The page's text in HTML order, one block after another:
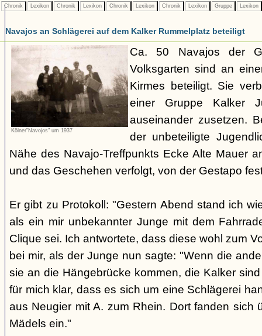
Chronik Lexikon Chronik Lexikon Chronik Lexikon Chronik Lexikon Gruppe Lexikon
Navajos an Schlägerei auf dem Kalker Rummelplatz beteiligt
Kölner"Navojos" um 1937
Ca. 50 Navajos der
Volksgarten sind an
Kirmes beteiligt. Sie
einer Gruppe Kalker
auseinander zusetzen.
der unbeteiligte
Nähe des Navajo-Treffpunkts Ecke Alte Mauer
und das Geschehen verfolgt, von der Gestapo
Er gibt zu Protokoll: "Gestern Abend stand ich
als ein mir unbekannter Junge mit dem
Clique sei. Ich antwortete, dass diese wohl zum
bei mir, als der Junge nun sagte: "Wenn die
sie an die Hängebrücke kommen, die Kalker
für mich klar, dass es sich um eine Schlägerei
aus Neugier mit A. zum Rhein. Dort fanden sich
Mädels ein."